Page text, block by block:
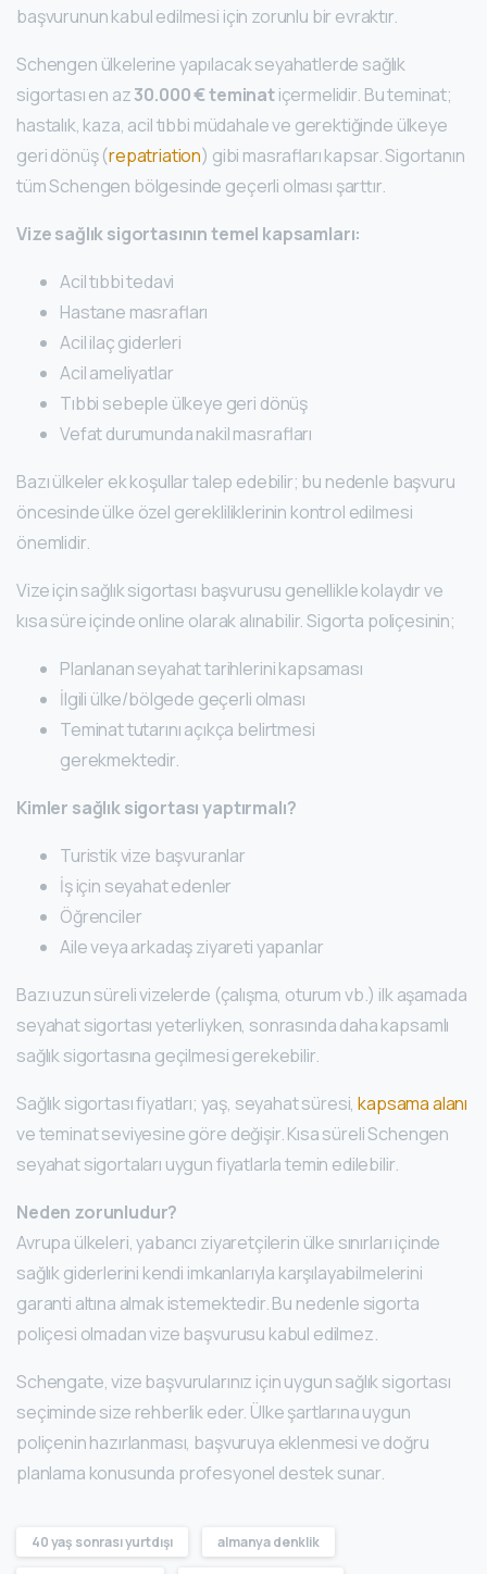
başvurunun kabul edilmesi için zorunlu bir evraktır.
Schengen ülkelerine yapılacak seyahatlerde sağlık
sigortası en az30.000 € teminatiçermelidir. Bu teminat;
hastalık, kaza, acil tıbbi müdahale ve gerektiğinde ülkeye
geri dönüş (repatriation) gibi masrafları kapsar. Sigortanın
tüm Schengen bölgesinde geçerli olması şarttır.
Vize sağlık sigortasının temel kapsamları:
Acil tıbbi tedavi
Hastane masrafları
Acil ilaç giderleri
Acil ameliyatlar
Tıbbi sebeple ülkeye geri dönüş
Vefat durumunda nakil masrafları
Bazı ülkeler ek koşullar talep edebilir; bu nedenle başvuru
öncesinde ülke özel gerekliliklerinin kontrol edilmesi
önemlidir.
Vize için sağlık sigortası başvurusu genellikle kolaydır ve
kısa süre içinde online olarak alınabilir. Sigorta poliçesinin;
Planlanan seyahat tarihlerini kapsaması
İlgili ülke/bölgede geçerli olması
Teminat tutarını açıkça belirtmesi
gerekmektedir.
Kimler sağlık sigortası yaptırmalı?
Turistik vize başvuranlar
İş için seyahat edenler
Öğrenciler
Aile veya arkadaş ziyareti yapanlar
Bazı uzun süreli vizelerde (çalışma, oturum vb.) ilk aşamada
seyahat sigortası yeterliyken, sonrasında daha kapsamlı
sağlık sigortasına geçilmesi gerekebilir.
Sağlık sigortası fiyatları; yaş, seyahat süresi,kapsama alanı
ve teminat seviyesine göre değişir. Kısa süreli Schengen
seyahat sigortaları uygun fiyatlarla temin edilebilir.
Neden zorunludur?
Avrupa ülkeleri, yabancı ziyaretçilerin ülke sınırları içinde
sağlık giderlerini kendi imkanlarıyla karşılayabilmelerini
garanti altına almak istemektedir. Bu nedenle sigorta
poliçesi olmadan vize başvurusu kabul edilmez.
Schengate, vize başvurularınız için uygun sağlık sigortası
seçiminde size rehberlik eder. Ülke şartlarına uygun
poliçenin hazırlanması, başvuruya eklenmesi ve doğru
planlama konusunda profesyonel destek sunar.
40 yaş sonrası yurtdışı almanya denklik